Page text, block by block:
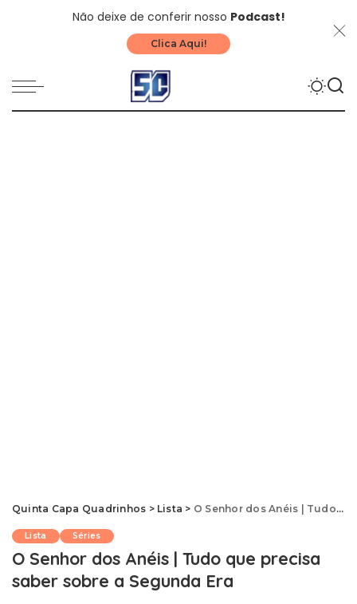
Não deixe de conferir nosso Podcast!
Clica Aqui!
Quinta Capa Quadrinhos > Lista > O Senhor dos Anéis | Tudo que precisa saber sobre a Segunda Era
Lista Séries
O Senhor dos Anéis | Tudo que precisa
saber sobre a Segunda Era